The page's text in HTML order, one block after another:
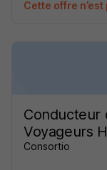
Cette offre
Conducteur
Voyageurs
Consortio